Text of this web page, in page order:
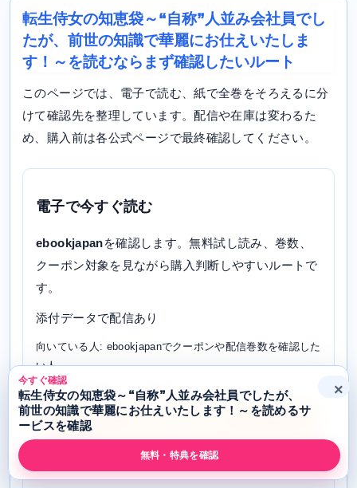
転生侍女の知恵袋～“自称”人並み会社員でし
たが、前世の知識で華麗にお仕えいたしま
す！～を読むならまず確認したいルート
このページでは、電子で読む、紙で全巻をそろえるに分
けて確認先を整理しています。配信や在庫は変わるた
め、購入前は各公式ページで最終確認してください。
電子で今すぐ読む
ebookjapanを確認します。無料試し読み、巻数、
クーポン対象を見ながら購入判断しやすいルートで
す。
添付データで配信あり
向いている人: ebookjapanでクーポンや配信巻数を確認した
い人
確認状態: 配信あり / 2026-05-07
電子で確認する
今すぐ確認
転生侍女の知恵袋～“自称”人並み会社員でしたが、
前世の知識で華麗にお仕えいたします！～を読めるサ
ービスを確認
無料・特典を確認
×